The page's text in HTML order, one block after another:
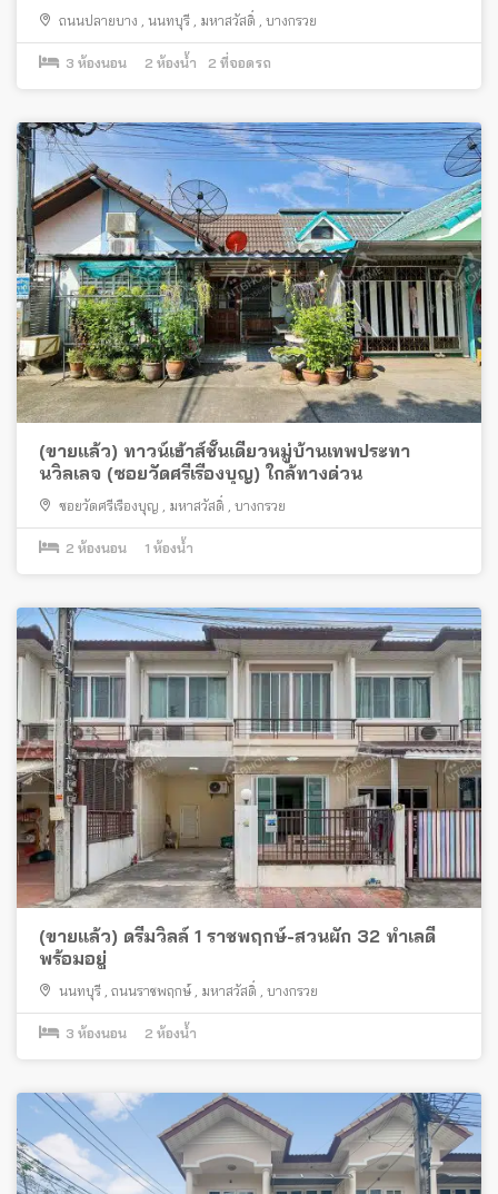
ถนนปลายบาง นนทบุรี มหาสวัสดิ์ บางกรวย
3 ห้องนอน 2 ห้องน้ำ 2 ที่จอดรถ
(ขายแล้ว) ทาวน์เฮ้าส์ชั้นเดียวหมู่บ้านเทพประทา
นวิลเลจ (ซอยวัดศรีเรืองบุญ) ใกล้ทางด่วน
ซอยวัดศรีเรืองบุญ มหาสวัสดิ์ บางกรวย
2 ห้องนอน 1 ห้องน้ำ
(ขายแล้ว) ดรีมวิลล์ 1 ราชพฤกษ์-สวนผัก 32 ทำเลดี
พร้อมอยู่
นนทบุรี ถนนราชพฤกษ์ มหาสวัสดิ์ บางกรวย
3 ห้องนอน 2 ห้องน้ำ